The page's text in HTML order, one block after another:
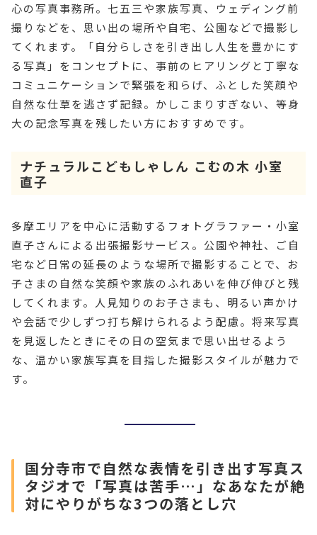
心の写真事務所。七五三や家族写真、ウェディング前
撮りなどを、思い出の場所や自宅、公園などで撮影し
てくれます。「自分らしさを引き出し人生を豊かにす
る写真」をコンセプトに、事前のヒアリングと丁寧な
コミュニケーションで緊張を和らげ、ふとした笑顔や
自然な仕草を逃さず記録。かしこまりすぎない、等身
大の記念写真を残したい方におすすめです。
ナチュラルこどもしゃしん こむの木 小室
直子
多摩エリアを中心に活動するフォトグラファー・小室
直子さんによる出張撮影サービス。公園や神社、ご自
宅など日常の延長のような場所で撮影することで、お
子さまの自然な笑顔や家族のふれあいを伸び伸びと残
してくれます。人見知りのお子さまも、明るい声かけ
や会話で少しずつ打ち解けられるよう配慮。将来写真
を見返したときにその日の空気まで思い出せるよう
な、温かい家族写真を目指した撮影スタイルが魅力で
す。
国分寺市で自然な表情を引き出す写真ス
タジオで「写真は苦手…」なあなたが絶
対にやりがちな3つの落とし穴